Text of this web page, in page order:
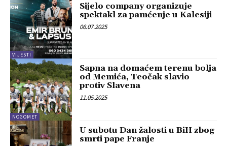
VIJESTI
Sijelo company organizuje
spektakl za pamćenje u Kalesiji
06.07.2025
NOGOMET
Sapna na domaćem terenu bolja
od Memića, Teočak slavio
protiv Slavena
11.05.2025
U subotu Dan žalosti u BiH zbog
smrti pape Franje